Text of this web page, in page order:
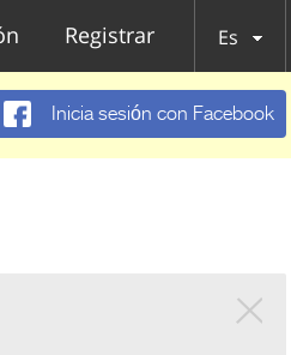
Registrar Es
Inicia sesión con Facebook